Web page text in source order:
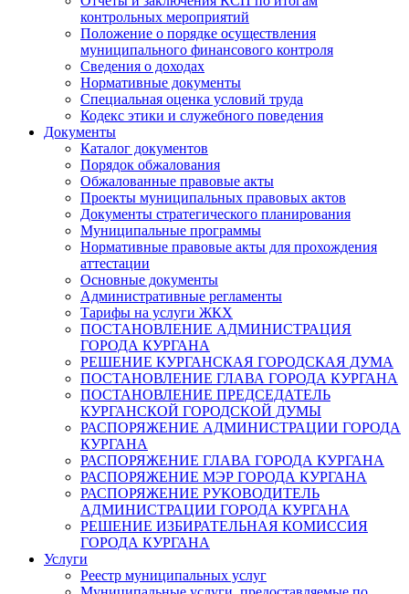
контрольных мероприятий
Положение о порядке осуществления
муниципального финансового контроля
Сведения о доходах
Нормативные документы
Специальная оценка условий труда
Кодекс этики и служебного поведения
Документы
Каталог документов
Порядок обжалования
Обжалованные правовые акты
Проекты муниципальных правовых актов
Документы стратегического планирования
Муниципальные программы
Нормативные правовые акты для прохождения
аттестации
Основные документы
Административные регламенты
Тарифы на услуги ЖКХ
ПОСТАНОВЛЕНИЕ АДМИНИСТРАЦИЯ
ГОРОДА КУРГАНА
РЕШЕНИЕ КУРГАНСКАЯ ГОРОДСКАЯ ДУМА
ПОСТАНОВЛЕНИЕ ГЛАВА ГОРОДА КУРГАНА
ПОСТАНОВЛЕНИЕ ПРЕДСЕДАТЕЛЬ
КУРГАНСКОЙ ГОРОДСКОЙ ДУМЫ
РАСПОРЯЖЕНИЕ АДМИНИСТРАЦИИ ГОРОДА
КУРГАНА
РАСПОРЯЖЕНИЕ ГЛАВА ГОРОДА КУРГАНА
РАСПОРЯЖЕНИЕ МЭР ГОРОДА КУРГАНА
РАСПОРЯЖЕНИЕ РУКОВОДИТЕЛЬ
АДМИНИСТРАЦИИ ГОРОДА КУРГАНА
РЕШЕНИЕ ИЗБИРАТЕЛЬНАЯ КОМИССИЯ
ГОРОДА КУРГАНА
Услуги
Реестр муниципальных услуг